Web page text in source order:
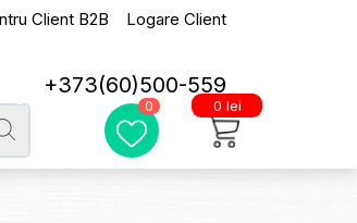
Client B2B Logare Client
+373(60)500-559
0 0 lei